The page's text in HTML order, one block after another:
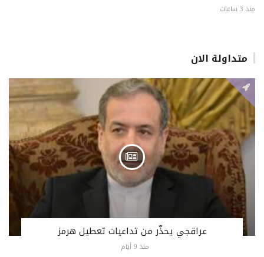
منذ 3 ساعات
متداولة الان
عراقجي يحذّر من تداعيات تعطيل هرمز
منذ 9 أيام